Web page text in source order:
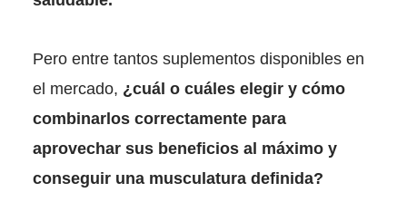
Pero entre tantos suplementos disponibles en
el mercado, ¿cuál o cuáles elegir y cómo
combinarlos correctamente para
aprovechar sus beneficios al máximo y
conseguir una musculatura definida?